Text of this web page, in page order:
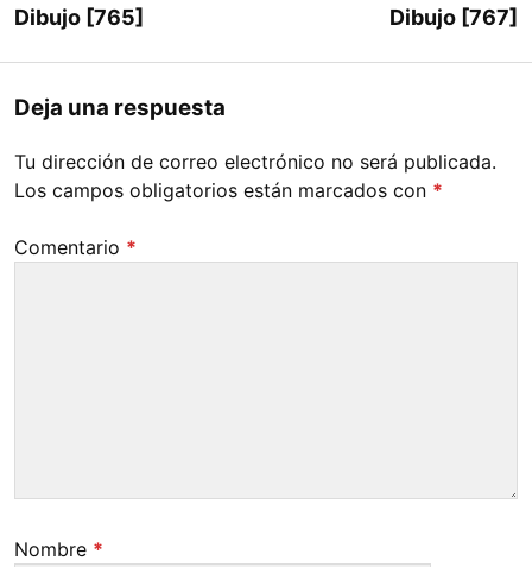
Dibujo [765] Dibujo [767]
Deja una respuesta
Tu dirección de correo electrónico no será publicada.
Los campos obligatorios están marcados con *
Comentario *
Nombre *